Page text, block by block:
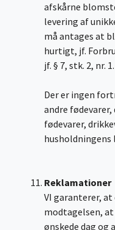
afskårne
levering af
må antages at
hurtigt, jf.
jf. § 7, stk. 2, nr. 1.
Der er ingen
andre
fødevarer,
husholdningens
Reklamationer
VI garanterer,
modtagelsen,
ønskede dag